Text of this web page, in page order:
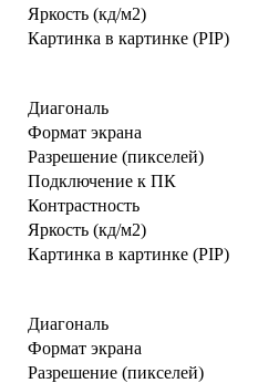
Яркость (кд/м2)
Картинка в картинке (PIP)
Диагональ
Формат экрана
Разрешение (пикселей)
Подключение к ПК
Контрастность
Яркость (кд/м2)
Картинка в картинке (PIP)
Диагональ
Формат экрана
Разрешение (пикселей)